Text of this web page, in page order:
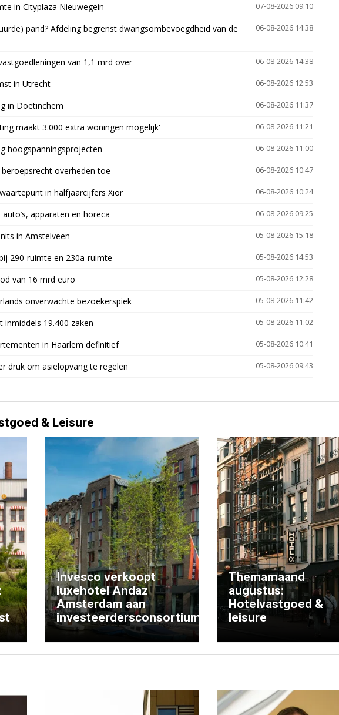
07-08-2026 09:10
in Cityplaza Nieuwegein
06-08-2026 14:38
pand? Afdeling begrenst dwangsombevoegdheid van de
06-08-2026 14:38
van 1,1 mrd over
06-08-2026 12:53
in Utrecht
06-08-2026 11:37
in Doetinchem
06-08-2026 11:21
maakt 3.000 extra woningen mogelijk'
06-08-2026 11:00
hoogspanningsprojecten
06-08-2026 10:47
overheden toe
06-08-2026 10:24
in halfjaarcijfers Xior
06-08-2026 09:25
apparaten en horeca
05-08-2026 15:18
in Amstelveen
05-08-2026 14:53
290-ruimte en 230a-ruimte
05-08-2026 12:28
van 16 mrd euro
05-08-2026 11:42
onverwachte bezoekerspiek
05-08-2026 11:02
19.400 zaken
05-08-2026 10:41
in Haarlem definitief
05-08-2026 09:43
druk om asielopvang te regelen
& Leisure
Invesco verkoopt
luxehotel Andaz
Amsterdam aan
investeerdersconsortium
Themamaand
augustus:
Hotelvastgoed &
leisure